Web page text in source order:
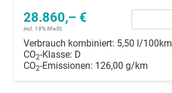
28.860,– €
incl. 19% MwSt.
Verbrauch kombiniert: 5,50 l/100km
CO2-Klasse: D
CO2-Emissionen: 126,00 g/km